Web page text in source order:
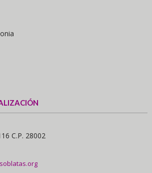
C.P. 28002